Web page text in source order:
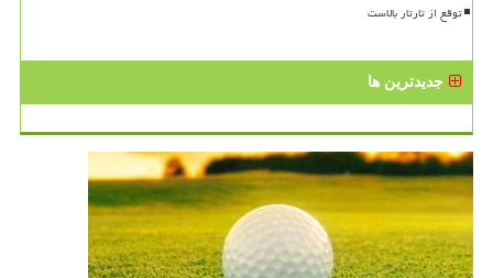
توقع از تارتار بالاست
جدیدترین ها